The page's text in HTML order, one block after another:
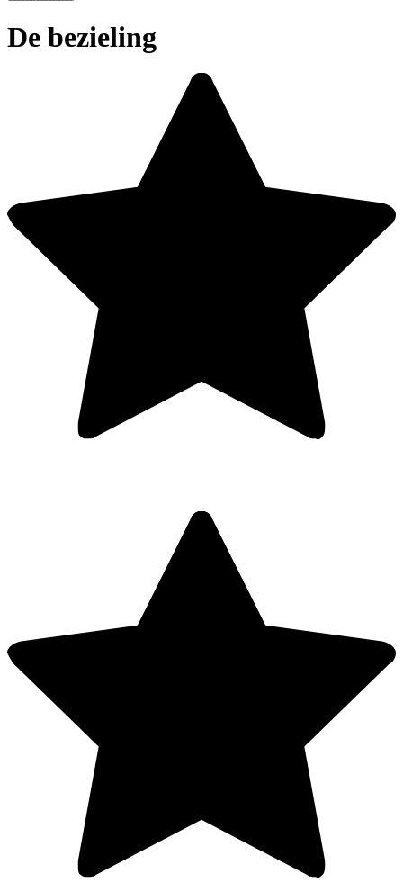
De bezieling